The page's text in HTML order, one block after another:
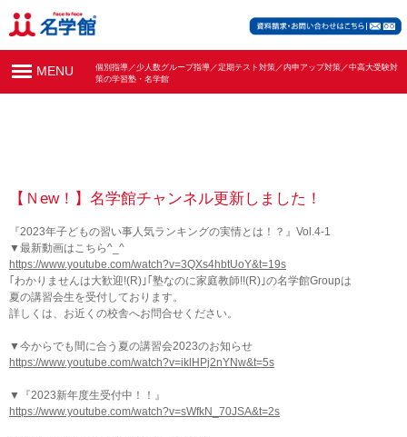
MENU
個別指導／少人数グループ指導／定期テスト対策／内申アップ対策／中高大受験対
策の学習塾・名学館
【Ｎew！】名学館チャンネル更新しました！
『2023年子どもの習い事人気ランキングの実情とは！？』Vol.4-1
▼最新動画はこちら^_^
https://www.youtube.com/watch?v=3QXs4hbtUoY&t=19s
｢わかりませんは大歓迎!(R)｣｢塾なのに家庭教師!!(R)｣の名学館Groupは
夏の講習会生を受付しております。
詳しくは、お近くの校舎へお問合せください。
▼今からでも間に合う夏の講習会2023のお知らせ
https://www.youtube.com/watch?v=iklHPj2nYNw&t=5s
▼『2023新年度生受付中！！』
https://www.youtube.com/watch?v=sWfkN_70JSA&t=2s